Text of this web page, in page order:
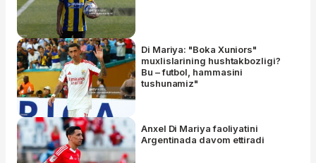
Di Mariya: "Boka Xuniors"
muxlislarining hushtakbozligi?
Bu – futbol, hammasini
tushunamiz"
Anxel Di Mariya faoliyatini
Argentinada davom ettiradi